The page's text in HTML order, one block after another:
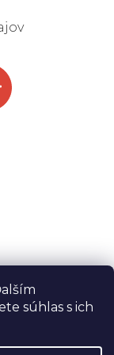
súhlas s ich